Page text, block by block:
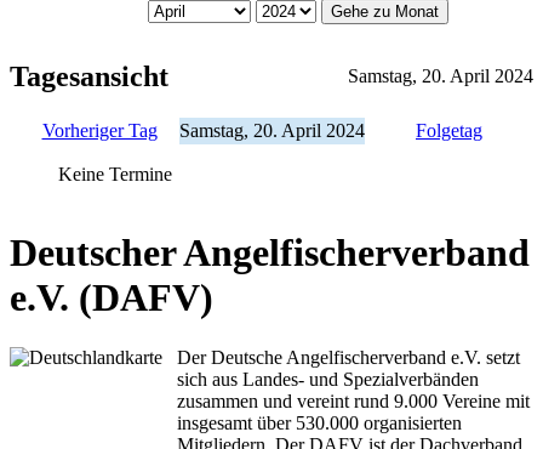
Gehe zu Monat
Tagesansicht Samstag, 20. April 2024
Vorheriger Tag Samstag, 20. April 2024 Folgetag
Keine Termine
Deutscher Angelfischerverband
e.V. (DAFV)
Der Deutsche Angelfischerverband e.V. setzt
sich aus Landes- und Spezialverbänden
zusammen und vereint rund 9.000 Vereine mit
insgesamt über 530.000 organisierten
Mitgliedern. Der DAFV ist der Dachverband